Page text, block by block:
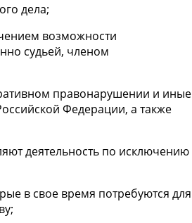
дела;
возможности
судьей, членом
правонарушении и иные
Федерации, а также
деятельность по исключению
в свое время потребуются для